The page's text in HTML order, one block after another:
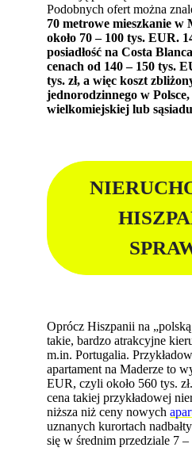
Podobnych ofert można
70 metrowe mieszkanie w
około 70 – 100 tys. EUR.
posiadłość na Costa
cenach od 140 – 150 tys.
tys. zł, a więc koszt
jednorodzinnego w
wielkomiejskiej lub
Oprócz Hiszpanii na
takie, bardzo atrakcyjne
m.in. Portugalia.
apartament na Maderze to
EUR, czyli około 560 tys.
cena takiej przykładowej
niższa niż ceny nowych
uznanych kurortach
się w średnim przedziale 7 –